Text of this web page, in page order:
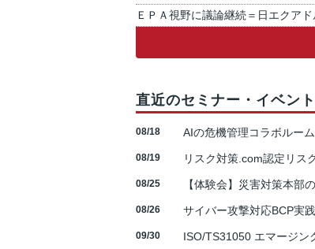
ＥＰＡ視野に議論継続＝日エクア
直近のセミナー・イベント
08/18 AIの危機管理コラボルー
08/19 リスク対策.com認定リス
08/25 【体験会】災害対策本部
08/26 サイバー攻撃対応BCP実
09/30 ISO/TS31050 エマージン